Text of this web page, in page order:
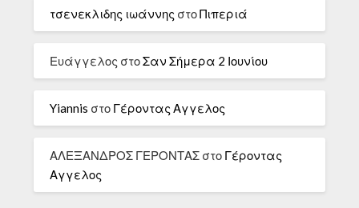
τσενεκλιδης ιωάννης στοΠιπεριά
Ευάγγελος στοΣαν Σήμερα 2 Ιουνίου
Yiannis στο Γέροντας Αγγελος
ΑΛΕΞΑΝΔΡΟΣ ΓΕΡΟΝΤΑΣ στο Γέροντας
Αγγελος